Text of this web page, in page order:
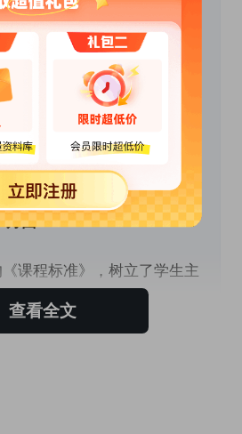
面
路线，努力贯彻党的教育
事业。服从学校的工作安
德。遵纪守法，团结协作；
；教书育人，为人师表。
面
程标准》，树立了学生主
学的思想，构建了一种民主
关系。重视了学生独立性，
查看全文